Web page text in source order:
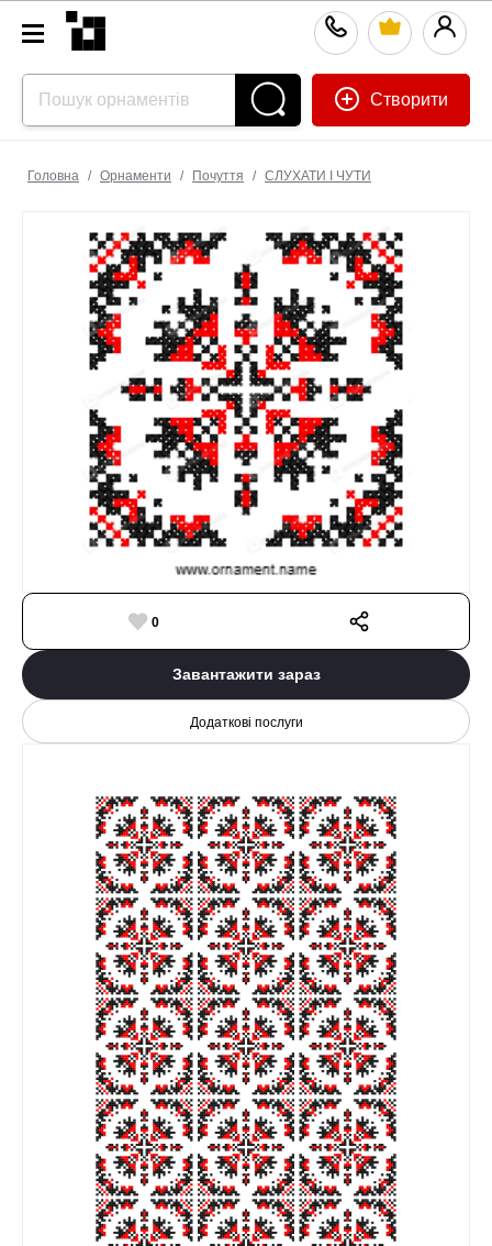
Створити
Головна / Орнаменти / Почуття / СЛУХАТИ І ЧУТИ
0
Завантажити зараз
Додаткові послуги